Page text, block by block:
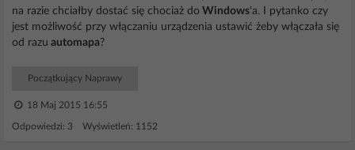
na razie chciałby dostać się chociaż do Windows'a. I pytanko czy
jest możliwość przy włączaniu urządzenia ustawić żeby włączała się
od razu automapa?
Początkujący Naprawy
18 Maj 2015 16:55
Odpowiedzi: 3 Wyświetleń: 1152